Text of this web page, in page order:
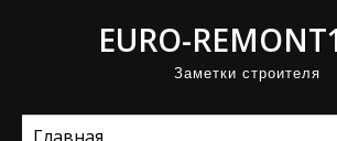
EURO-
Заметки строителя